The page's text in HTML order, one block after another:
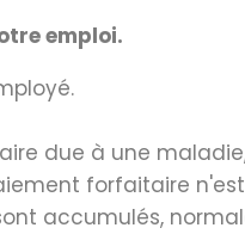
emploi.
due à une
forfaitaire
accumulés,